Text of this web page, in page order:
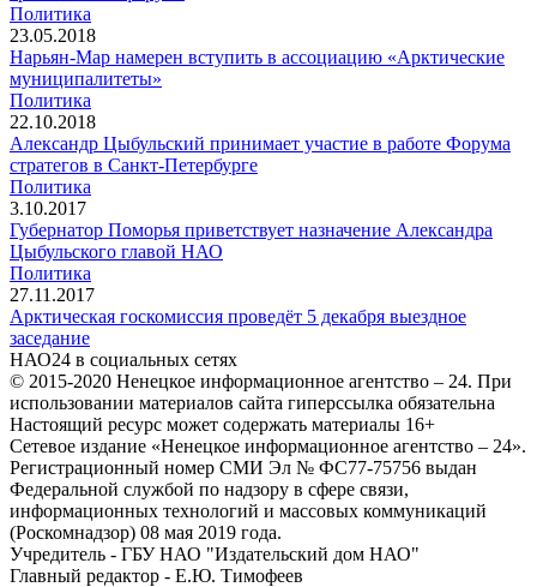
Политика
23.05.2018
Нарьян-Мар намерен вступить в ассоциацию «Арктические
муниципалитеты»
Политика
22.10.2018
Александр Цыбульский принимает участие в работе Форума
стратегов в Санкт-Петербурге
Политика
3.10.2017
Губернатор Поморья приветствует назначение Александра
Цыбульского главой НАО
Политика
27.11.2017
Арктическая госкомиссия проведёт 5 декабря выездное
заседание
НАО24 в социальных сетях
© 2015-2020 Ненецкое информационное агентство – 24. При
использовании материалов сайта гиперссылка обязательна
Настоящий ресурс может содержать материалы 16+
Сетевое издание «Ненецкое информационное агентство – 24».
Регистрационный номер СМИ Эл № ФС77-75756 выдан
Федеральной службой по надзору в сфере связи,
информационных технологий и массовых коммуникаций
(Роскомнадзор) 08 мая 2019 года.
Учредитель - ГБУ НАО "Издательский дом НАО"
Главный редактор - Е.Ю. Тимофеев